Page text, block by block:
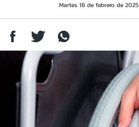
Martes 18 de febrero de 2025